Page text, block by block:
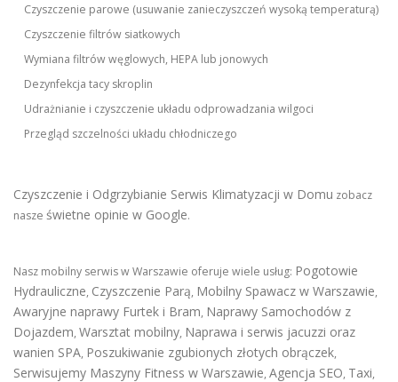
Czyszczenie parowe (usuwanie zanieczyszczeń wysoką temperaturą)
Czyszczenie filtrów siatkowych
Wymiana filtrów węglowych, HEPA lub jonowych
Dezynfekcja tacy skroplin
Udrażnianie i czyszczenie układu odprowadzania wilgoci
Przegląd szczelności układu chłodniczego
Czyszczenie i Odgrzybianie Serwis Klimatyzacji w Domu zobacz
nasze świetne opinie w Google.
Nasz mobilny serwis w Warszawie oferuje wiele usług: Pogotowie
Hydrauliczne, Czyszczenie Parą, Mobilny Spawacz w Warszawie,
Awaryjne naprawy Furtek i Bram, Naprawy Samochodów z
Dojazdem, Warsztat mobilny, Naprawa i serwis jacuzzi oraz
wanien SPA, Poszukiwanie zgubionych złotych obrączek,
Serwisujemy Maszyny Fitness w Warszawie, Agencja SEO, Taxi,